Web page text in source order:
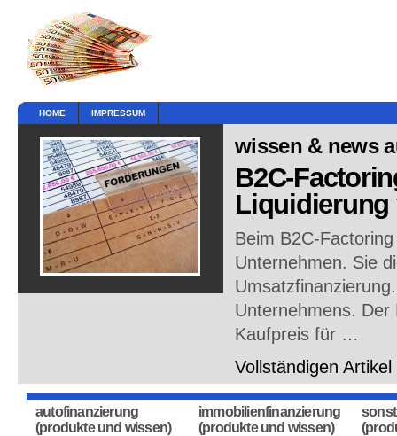
HOME IMPRESSUM
wissen & news
B2C-
Liquidierung
Beim B2C-
Unternehmen. Sie
Unternehmens.
Kaufpreis für …
Vollständigen
autofinanzierung
(produkte und wissen)
immobilienfinanzierung
(produkte und wissen)